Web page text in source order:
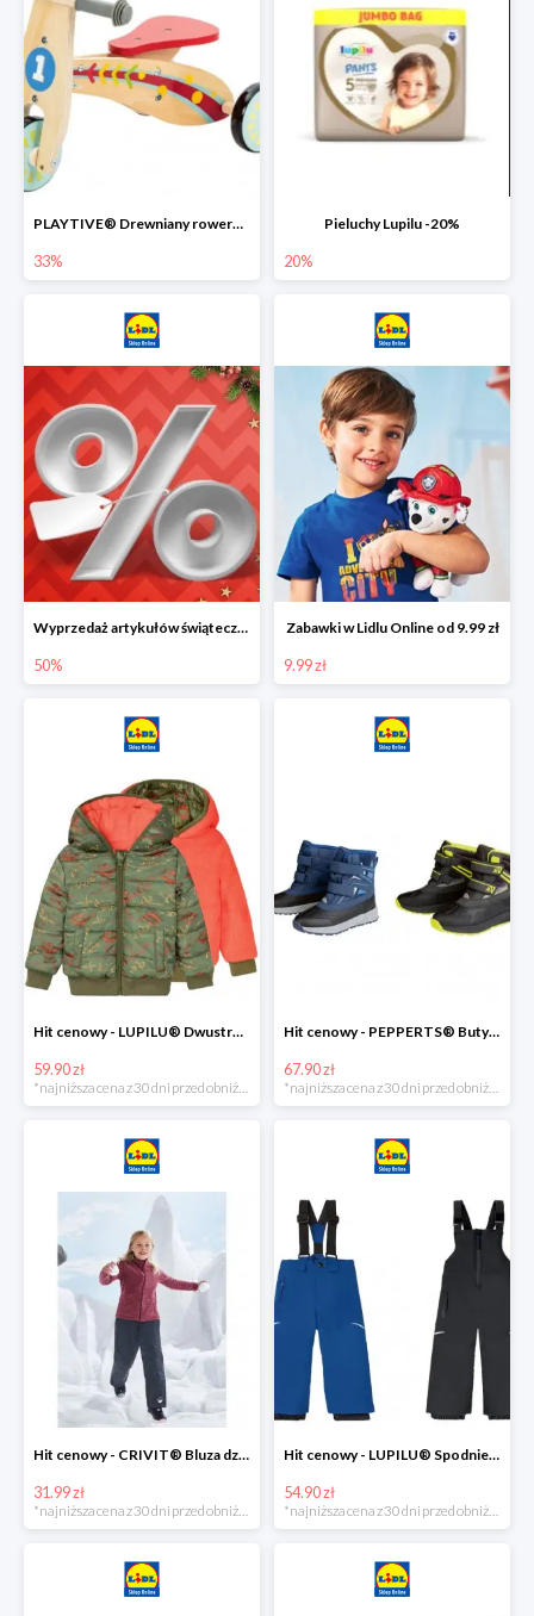
PLAYTIVE® Drewniany rowerek biegowy -33%
33%
Pieluchy Lupilu -20%
20%
Wyprzedaż artykułów świątecznych w Lidlu Online
50%
Zabawki w Lidlu Online od 9.99 zł
9.99 zł
Hit cenowy - LUPILU® Dwustronna kurtka dziecięca z polarem
59.90 zł
*najniższa cena z 30 dni przed obniżką
Hit cenowy - PEPPERTS® Buty zimowe chłopięce
67.90 zł
*najniższa cena z 30 dni przed obniżką
Hit cenowy - CRIVIT® Bluza dziewczęca z polaru
31.99 zł
Hit cenowy - LUPILU® Spodnie narciarskie chłopięce
54.90 zł